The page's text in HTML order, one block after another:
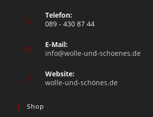
Telefon:
089 - 430 87 44
E-Mail:
info@wolle-und-schoenes.de
Website:
wolle-und-schönes.de
Shop